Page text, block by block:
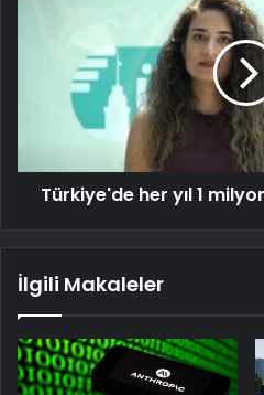
Türkiye'de her yıl 1
İlgili Makaleler